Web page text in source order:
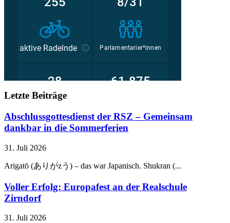
Letzte Beiträge
Abschlussgottesdienst der RSZ – Gemeinsam
dankbar in die Sommerferien
31. Juli 2026
Arigatō (ありがzう) – das war Japanisch. Shukran (...
Voller Erfolg: Europafest an der Realschule
Zirndorf
31. Juli 2026